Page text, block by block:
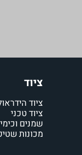
ציוד
ציוד
ציוד טכני
שמנים
מכונות